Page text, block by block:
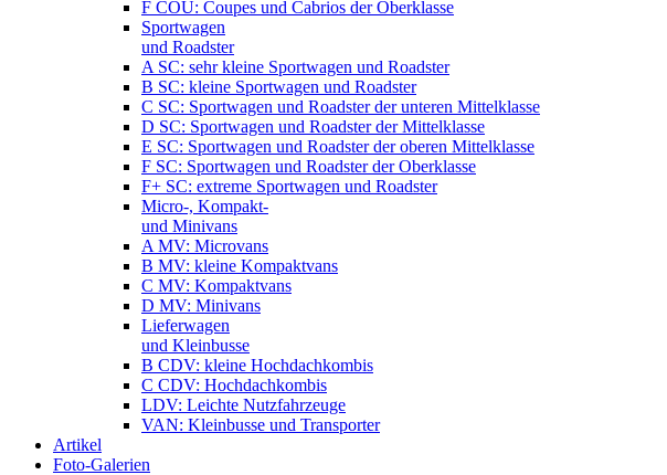
F COU: Coupes und Cabrios der Oberklasse
Sportwagen
und Roadster
A SC: sehr kleine Sportwagen und Roadster
B SC: kleine Sportwagen und Roadster
C SC: Sportwagen und Roadster der unteren Mittelklasse
D SC: Sportwagen und Roadster der Mittelklasse
E SC: Sportwagen und Roadster der oberen Mittelklasse
F SC: Sportwagen und Roadster der Oberklasse
F+ SC: extreme Sportwagen und Roadster
Micro-, Kompakt-
und Minivans
A MV: Microvans
B MV: kleine Kompaktvans
C MV: Kompaktvans
D MV: Minivans
Lieferwagen
und Kleinbusse
B CDV: kleine Hochdachkombis
C CDV: Hochdachkombis
LDV: Leichte Nutzfahrzeuge
VAN: Kleinbusse und Transporter
Artikel
Foto-Galerien